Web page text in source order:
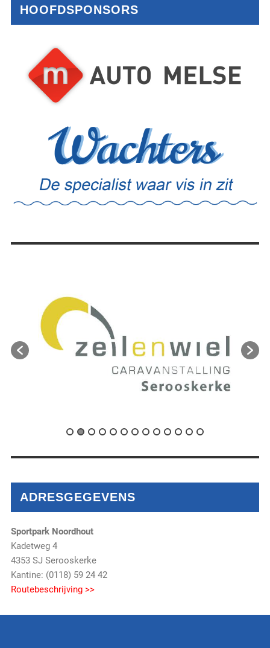
HOOFDSPONSORS
ADRESGEGEVENS
Sportpark Noordhout
Kadetweg 4
4353 SJ Serooskerke
Kantine: (0118) 59 24 42
Routebeschrijving >>